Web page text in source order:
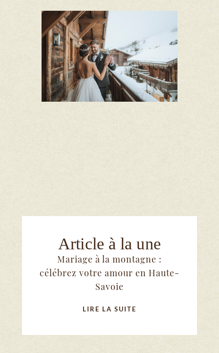
Article à la une
Mariage à la montagne :
célébrez votre amour en Haute-
Savoie
LIRE LA SUITE